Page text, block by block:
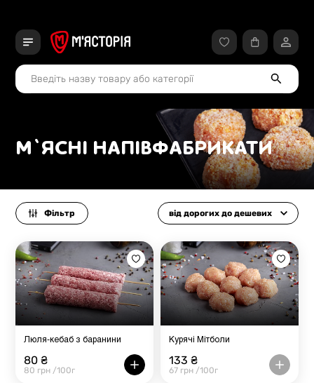
М`ЯСНІ НАПІВФАБРИКАТИ
Фільтр від дорогих до дешевих
Люля-кебаб з баранини
80 ₴
80 грн /100г
Курячі Мітболи
133 ₴
67 грн /100г